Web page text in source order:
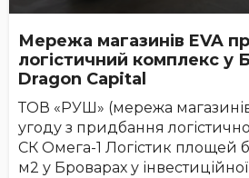
Мережа магазинів EVA
логістичний комплекс у
Dragon Capital
ТОВ «РУШ» (мережа
угоду з придбання
СК Омега-1 Логістик площей
м2 у Броварах у